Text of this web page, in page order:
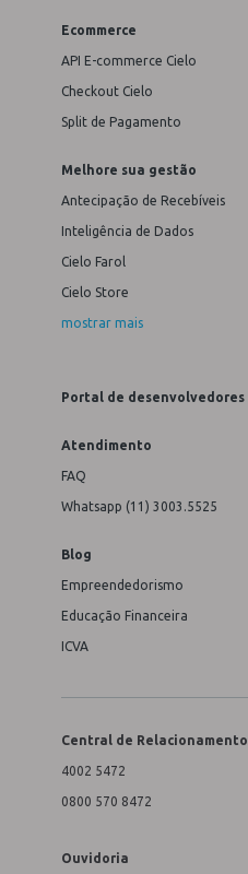
Ecommerce
API E-commerce Cielo
Checkout Cielo
Split de Pagamento
Melhore sua gestão
Antecipação de Recebíveis
Inteligência de Dados
Cielo Farol
Cielo Store
mostrar mais
Portal de desenvolvedores
Atendimento
FAQ
Whatsapp (11) 3003.5525
Blog
Empreendedorismo
Educação Financeira
ICVA
Central de Relacionamento
4002 5472
0800 570 8472
Ouvidoria